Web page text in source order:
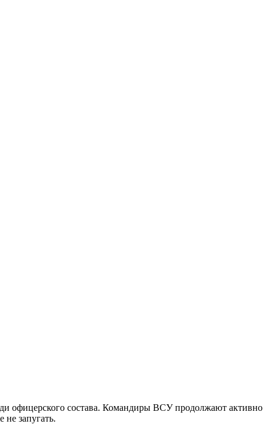
офицерского состава. Командиры ВСУ продолжают активно
запугать.